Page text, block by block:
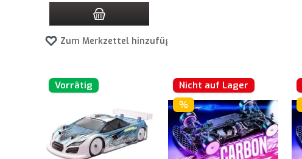
Zum Merkzettel hinzufügen
Vorrätig
Nicht auf Lager
%